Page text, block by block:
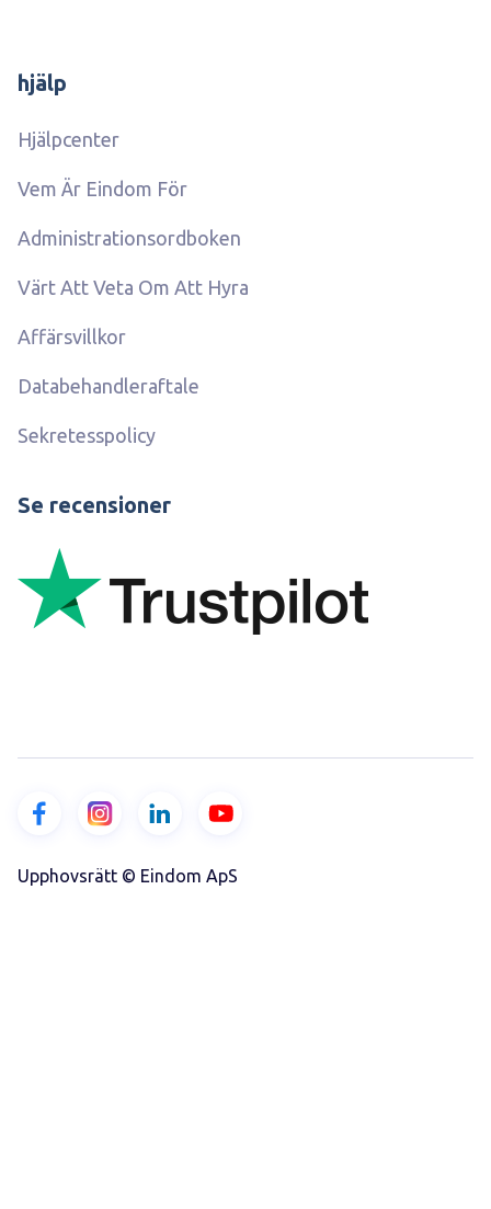
hjälp
Hjälpcenter
Vem Är Eindom För
Administrationsordboken
Värt Att Veta Om Att Hyra
Affärsvillkor
Databehandleraftale
Sekretesspolicy
Se recensioner
Upphovsrätt © Eindom ApS